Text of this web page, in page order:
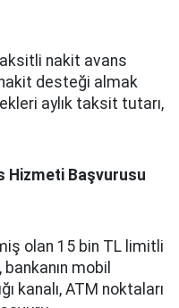
nakit avans
desteği almak
aylık taksit tutarı,
Hizmeti Başvurusu
olan 15 bin TL limitli
mobil
kanalı, ATM noktaları